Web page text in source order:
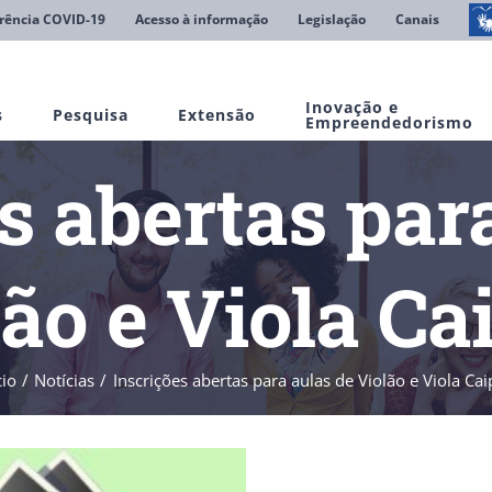
COVID-19 Acesso à informação Legislação Canais
Pesquisa Extensão Inovação e
Empreendedorismo
abertas
e Viola
Notícias Inscrições abertas para aulas de Violão e Viola